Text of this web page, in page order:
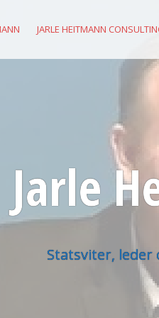
JARLE HEITMANN
Jarle
Statsviter,